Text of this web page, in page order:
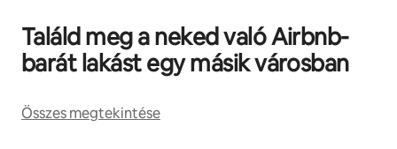
Találd meg a neked való Airbnb-
barát lakást egy másik városban
Összes megtekintése